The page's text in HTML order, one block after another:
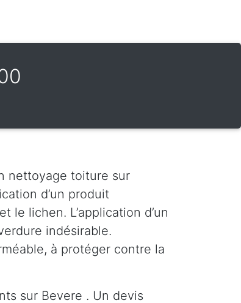
nettoyage toiture sur
d’un produit
lichen. L’application d’un
indésirable.
à protéger contre la
sur Bevere . Un devis